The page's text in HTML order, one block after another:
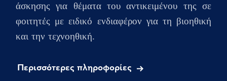
άσκησης για θέματα του αντικειμένου της σε
φοιτητές με ειδικό ενδιαφέρον για τη βιοηθική
και την τεχνοηθική.
Περισσότερες πληροφορίες